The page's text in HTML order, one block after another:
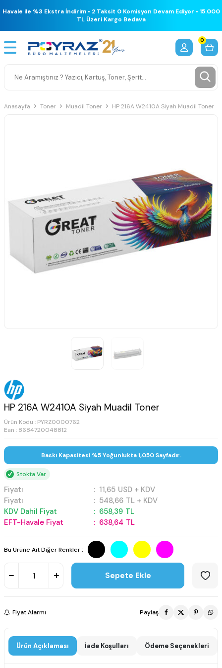
Havale ile %3 Ekstra İndirim • 2 Taksit 0 Komisyon Devam Ediyor • 15.000
TL Üzeri Kargo Bedava
0
Anasayfa Toner Muadil Toner HP 216A W2410A Siyah Muadil Toner
HP 216A W2410A Siyah Muadil Toner
Ürün Kodu : PYRZ0000762
Ean : 8684720048812
Baskı Kapasitesi %5 Yoğunlukta 1,050 Sayfadır.
Stokta Var
Fiyatı : 11,65 USD + KDV
Fiyatı
: 548,66 TL + KDV
KDV Dahil Fiyat
: 658,39 TL
EFT-Havale Fiyat
: 638,64 TL
Bu Ürüne Ait Diğer Renkler :
Sepete Ekle
Fiyat Alarmı Paylaş
Ürün Açıklaması İade Koşulları Ödeme Seçenekleri